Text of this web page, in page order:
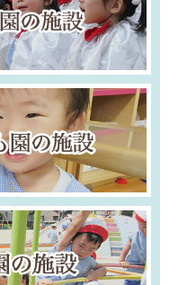
06-6915-8558